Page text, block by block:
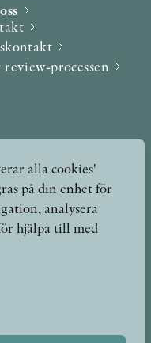
review-processen
alla cookies'
på din enhet för
analysera
hjälpa till med